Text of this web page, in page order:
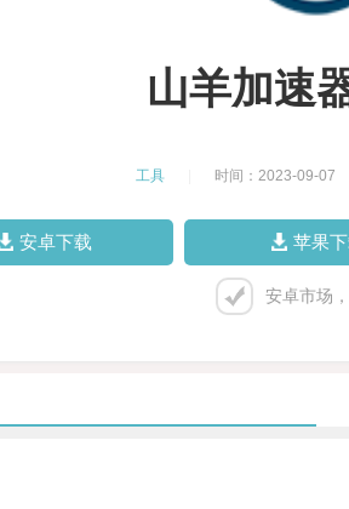
山羊加速
工具 时间：2023-09-07
安卓下载 苹果
安卓市场